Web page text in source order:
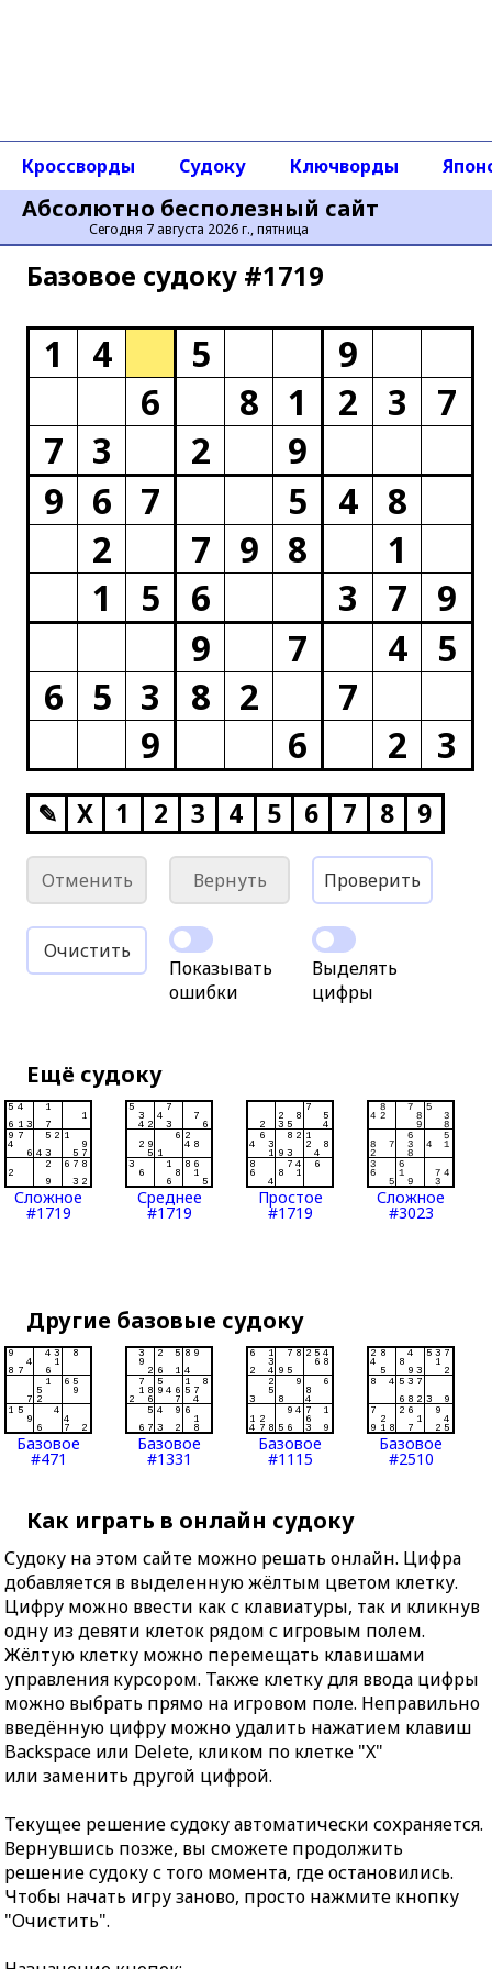
Абсолютно бесполезный сайт
Сегодня 7 августа 2026 г., пятница
Кроссворды Судоку Ключворды
Базовое cудоку #1719
1 4 5
9
6
8 1 2 3
7
7
3 2
9
9
6 7 5 4
8
2
7 9 8
1
1
5 6 3 7
9
9
7 4
5
6
5 3 8 2
7
9
6 2 3
✎ X 1 2 3 4 5 6 7 8 9
Отменить Вернуть Проверить
Очистить
Показывать
ошибки
Выделять
цифры
Ещё судоку
Сложное
#1719
Среднее
#1719
Простое
#1719
Сложное
#3023
Другие базовые судоку
Базовое
#471
Базовое
#1331
Базовое
#1115
Базовое
#2510
Как играть в онлайн судоку
Судоку на этом сайте можно решать онлайн. Цифра
добавляется в выделенную жёлтым цветом клетку.
Цифру можно ввести как с клавиатуры, так и кликнув
одну из девяти клеток рядом с игровым полем.
Жёлтую клетку можно перемещать клавишами
управления курсором. Также клетку для ввода цифры
можно выбрать прямо на игровом поле. Неправильно
введённую цифру можно удалить нажатием клавиш
Backspace или Delete, кликом по клетке "X"
или заменить другой цифрой.
Текущее решение судоку автоматически сохраняется.
Вернувшись позже, вы сможете продолжить
решение судоку с того момента, где остановились.
Чтобы начать игру заново, просто нажмите кнопку
"Очистить".